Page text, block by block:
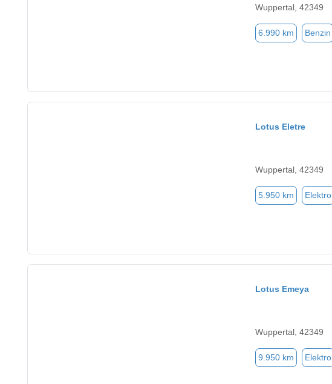
Wuppertal, 42349
6.990 km Benzin
Lotus Eletre
Wuppertal, 42349
5.950 km Elektro
Lotus Emeya
Wuppertal, 42349
9.950 km Elektro